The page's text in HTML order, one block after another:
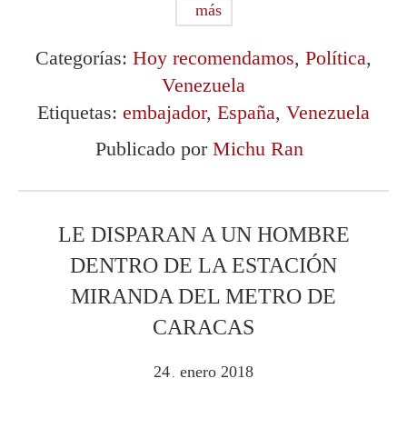
más
Categorías: Hoy recomendamos, Política,
Venezuela
Etiquetas: embajador, España, Venezuela
Publicado por Michu Ran
LE DISPARAN A UN HOMBRE
DENTRO DE LA ESTACIÓN
MIRANDA DEL METRO DE
CARACAS
24 . enero 2018